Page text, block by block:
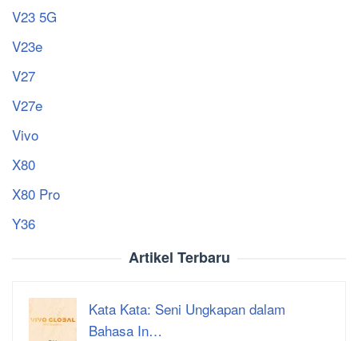
V23 5G
V23e
V27
V27e
Vivo
X80
X80 Pro
Y36
Artikel Terbaru
Kata Kata: Seni Ungkapan dalam
Bahasa In…